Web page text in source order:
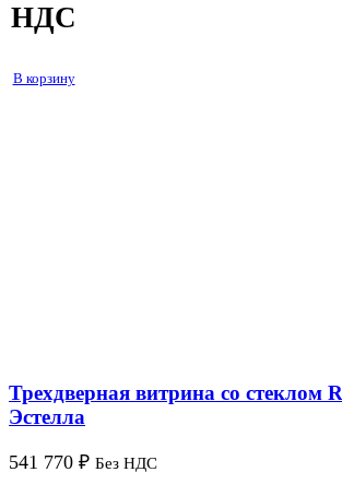
НДС
В корзину
Трехдверная витрина со стеклом
Эстелла
541 770 ₽ Без НДС